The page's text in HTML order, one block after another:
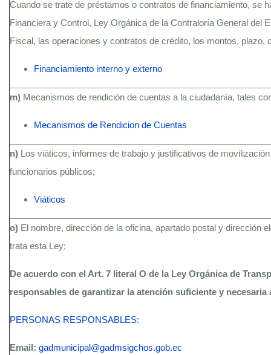
Cuando se trate de préstamos o contratos de financiamiento, se
Financiera y Control, Ley Orgánica de la Contraloría General del
Fiscal, las operaciones y contratos de crédito, los montos, plazo,
Financiamiento interno y externo
m) Mecanismos de rendición de cuentas a la ciudadanía, tales
Mecanismos de Rendicion de Cuentas
n) Los viáticos, informes de trabajo y justificativos de
funcionarios públicos;
Viáticos
o) El nombre, dirección de la oficina, apartado postal y dirección
trata esta Ley;
De acuerdo con el Art. 7 literal O de la Ley Orgánica de
responsables de garantizar la atención suficiente y
PERSONAS RESPONSABLES:
Email: gadmunicipal@gadmsigchos.gob.ec